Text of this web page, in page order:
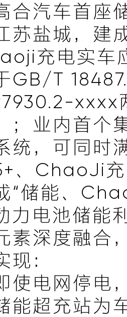
合汽车首座
苏盐城，建
充电实车
GB/T
xxxx
；业内首个
统，可同时
、ChaoJi
“储能、
力电池储能
素深度融合
现：
使电网停电
能超充站为